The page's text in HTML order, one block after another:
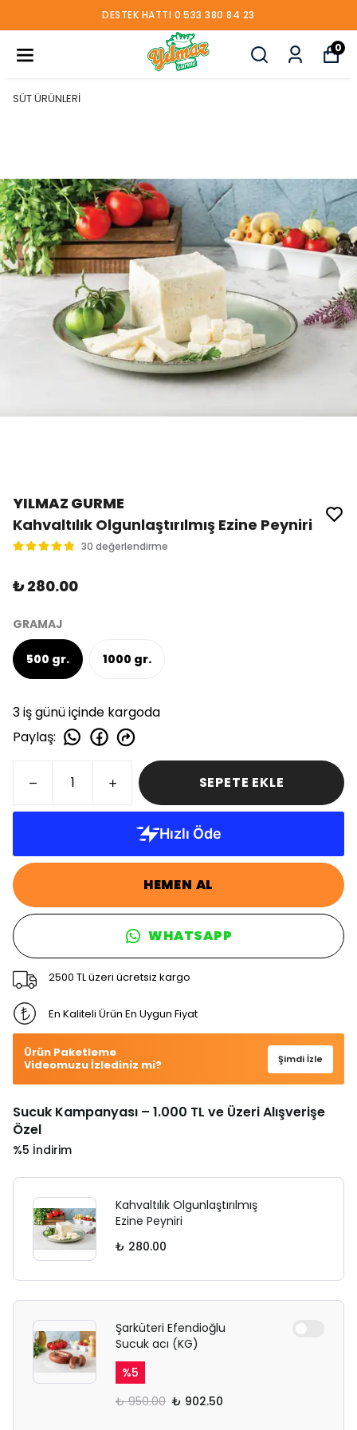
DESTEK HATTI 0 533 380 84 23
0
SÜT ÜRÜNLERİ
YILMAZ GURME
Kahvaltılık Olgunlaştırılmış Ezine Peyniri
30 değerlendirme
₺ 280.00
GRAMAJ
500 gr. 1000 gr.
3 iş günü içinde kargoda
Paylaş:
SEPETE EKLE
HEMEN AL
WHATSAPP
2500 TL üzeri ücretsiz kargo
En Kaliteli Ürün En Uygun Fiyat
Ürün Paketleme
Videomuzu İzlediniz mi?
Şimdi İzle
Sucuk Kampanyası – 1.000 TL ve Üzeri Alışverişe
Özel
%5 İndirim
Kahvaltılık Olgunlaştırılmış
Ezine Peyniri
₺ 280.00
Şarküteri Efendioğlu
Sucuk acı (KG)
%5
₺ 950.00 ₺ 902.50